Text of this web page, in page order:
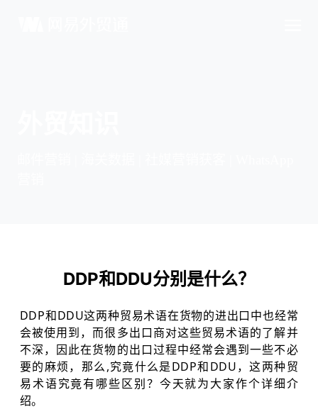
DDP和DDU分别是什么？
DDP和DDU这两种贸易术语在货物的进出口中也经常
会被使用到，而很多出口商对这些贸易术语的了解并
不深，因此在货物的出口过程中经常会遇到一些不必
要的麻烦，那么,究竟什么是DDP和DDU，这两种贸
易术语究竟有哪些区别？今天就为大家作个详细介
绍。